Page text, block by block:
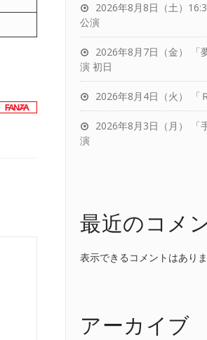
2026年8月8日（土）
公演
2026年8月7日（金） 「
演 初日
2026年8月4日（火） 「
2026年8月3日（月） 「
演
最近のコメ
表示できるコメントはありま
アーカイブ